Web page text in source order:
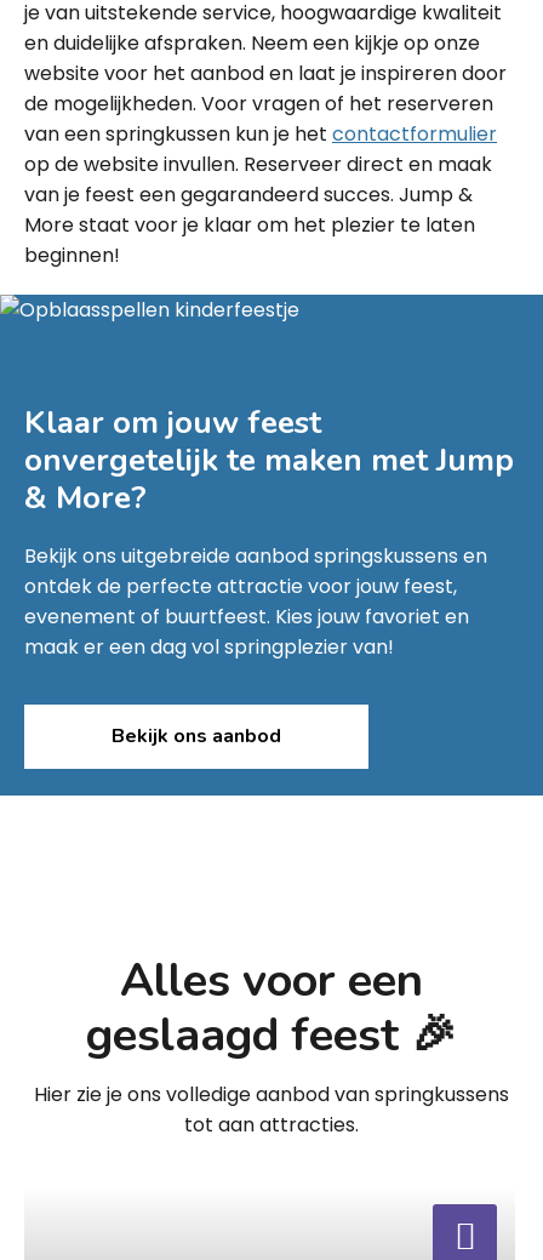
je van uitstekende service, hoogwaardige kwaliteit
en duidelijke afspraken. Neem een kijkje op onze
website voor het aanbod en laat je inspireren door
de mogelijkheden. Voor vragen of het reserveren
van een springkussen kun je het contactformulier
op de website invullen. Reserveer direct en maak
van je feest een gegarandeerd succes. Jump &
More staat voor je klaar om het plezier te laten
beginnen!
Klaar om jouw feest
onvergetelijk te maken metJump
& More?
Bekijk ons uitgebreide aanbod springskussens en
ontdek de perfecte attractie voor jouw feest,
evenement of buurtfeest. Kies jouw favoriet en
maak er een dag vol springplezier van!
Bekijk ons aanbod
Alles voor een
geslaagd feest 🎉
Hier zie je ons volledige aanbod van springkussens
tot aan attracties.